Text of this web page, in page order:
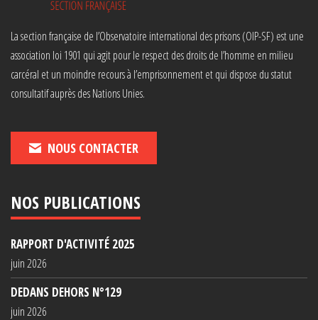
La section française de l’Observatoire international des prisons (OIP-SF) est une
association loi 1901 qui agit pour le respect des droits de l’homme en milieu
carcéral et un moindre recours à l’emprisonnement et qui dispose du statut
consultatif auprès des Nations Unies.
NOUS CONTACTER
NOS PUBLICATIONS
RAPPORT D'ACTIVITÉ 2025
juin 2026
DEDANS DEHORS N°129
juin 2026